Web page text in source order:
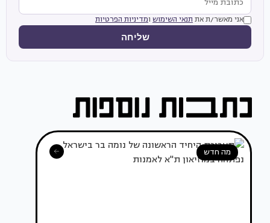
אני מאשר/ת את תנאי השימוש ומדיניות הפרטיות
שליחה
מה חדש